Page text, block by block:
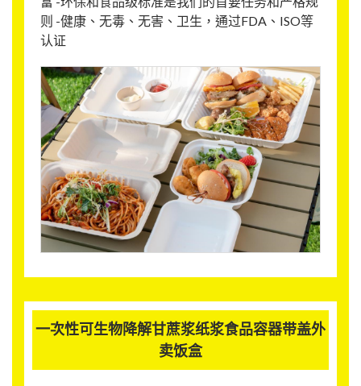
则 -健康、无毒、无害、卫生，通过FDA、ISO等
认证
一次性可生物降解甘蔗浆纸浆食品容器带盖外
卖饭盒